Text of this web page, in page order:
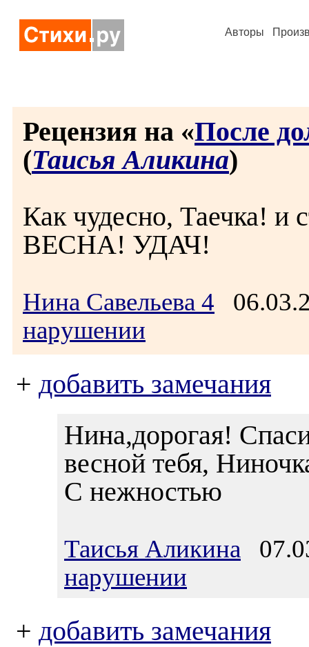
Авторы
Рецензия на «После
(Таисья Аликина)
Как чудесно, Таечка!
ВЕСНА! УДАЧ!
Нина Савельева 4
нарушении
+ добавить замечания
Нина,дорогая!
весной тебя,
С нежностью
Таисья Аликина
нарушении
+ добавить замечания